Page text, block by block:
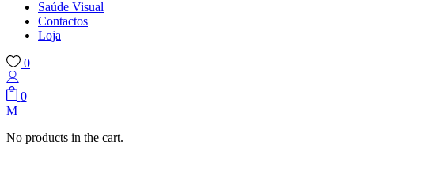
Saúde Visual
Contactos
Loja
0
0
No products in the cart.